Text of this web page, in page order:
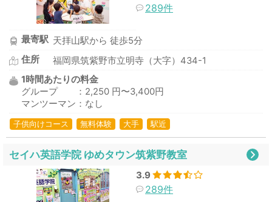
289件
最寄駅 天拝山駅から 徒歩5分
住所
福岡県筑紫野市立明寺（大字）434-1
1時間あたりの料金
グループ ：2,250 円〜3,400円
マンツーマン：なし
子供向けコース 無料体験 大手 駅近
セイハ英語学院 ゆめタウン筑紫野教室
3.9
289件